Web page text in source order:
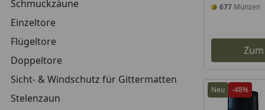
Schmuckzäune
Einzeltore
Flügeltore
Doppeltore
Sicht- & Windschutz für Gittermatten
Stelenzaun
677 Münzen
Neu -48%